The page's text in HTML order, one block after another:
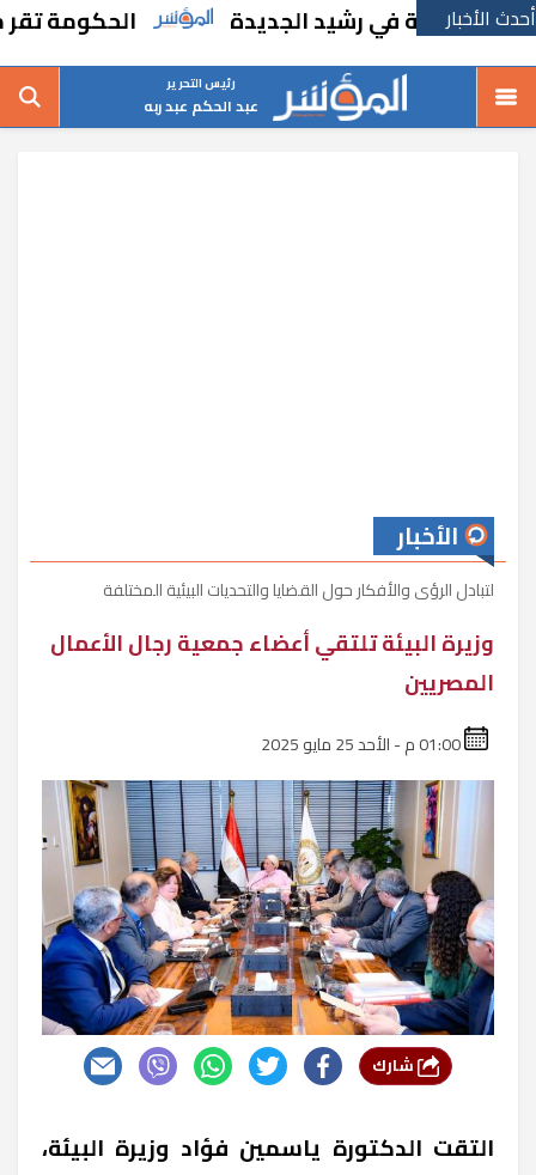
أحدث الأخبارفي رشيد الجديدة الحكومة تقر
رئيس التحرير
عبد الحكم عبد ربه
الأخبار
لتبادل الرؤى والأفكار حول القضايا والتحديات البيئية المختلفة
وزيرة البيئة تلتقي أعضاء جمعية رجال الأعمال
المصريين
التقت الدكتورة ياسمين فؤاد وزيرة البيئة،